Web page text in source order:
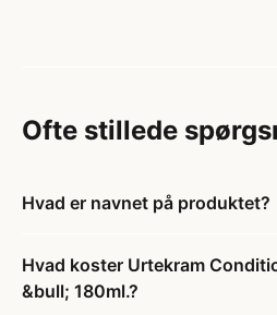
Ofte stillede
Hvad er navnet på produktet?
Hvad koster Urtekram
&bull; 180ml.?